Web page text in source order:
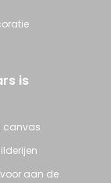
is
canvas
aan de